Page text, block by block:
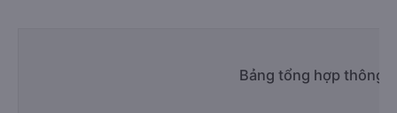
Bảng tổng hợp thông